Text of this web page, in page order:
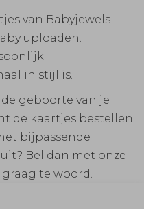
van Babyjewels
uploaden.
in stijl is.
geboorte van je
de kaartjes bestellen
bijpassende
uit? Bel dan met onze
graag te woord.